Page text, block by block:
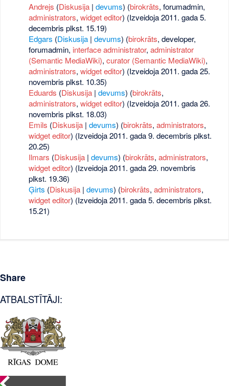
Andrejs (Diskusija| devums) ‏‎ (birokrāts, forumadmin,
administrators, widget editor) (Izveidoja 2011. gada 5.
decembris plkst. 15.19)
Edgars (Diskusija| devums) ‏‎ (birokrāts, developer,
forumadmin, interface administrator, administrator
(Semantic MediaWiki), curator (Semantic MediaWiki),
administrators, widget editor) (Izveidoja 2011. gada 25.
novembris plkst. 10.35)
Eduards (Diskusija| devums) ‏‎ (birokrāts,
administrators, widget editor) (Izveidoja 2011. gada 26.
novembris plkst. 18.03)
Emils (Diskusija| devums) ‏‎ (birokrāts, administrators,
widget editor) (Izveidoja 2011. gada 9. decembris plkst.
20.25)
Ilmars (Diskusija| devums) ‏‎ (birokrāts, administrators,
widget editor) (Izveidoja 2011. gada 29. novembris
plkst. 19.36)
Ģirts (Diskusija| devums) ‏‎ (birokrāts, administrators,
widget editor) (Izveidoja 2011. gada 5. decembris plkst.
15.21)
Share
ATBALSTĪTĀJI: